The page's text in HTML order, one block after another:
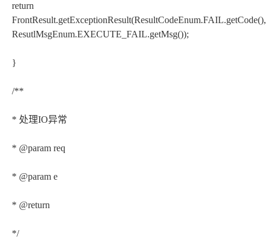
return
FrontResult.getExceptionResult(ResultCodeEnum.FAIL.getCode(),
ResutlMsgEnum.EXECUTE_FAIL.getMsg());
}
/**
* 处理IO异常
* @param req
* @param e
* @return
*/